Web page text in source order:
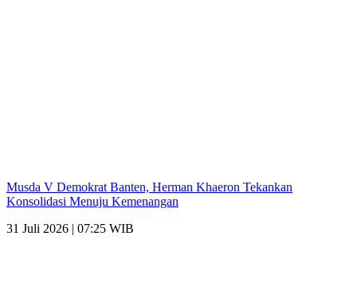
Musda V Demokrat Banten, Herman Khaeron Tekankan
Konsolidasi Menuju Kemenangan
31 Juli 2026 | 07:25 WIB